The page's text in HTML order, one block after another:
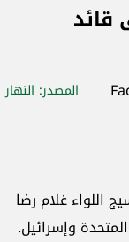
قائد
المصدر: النهار
اللواء غلام رضا
وإسرائيل.